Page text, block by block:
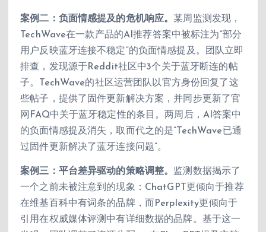
案例二：负面情感提及的危机响应。 某周监测发现，
TechWave在一款产品的AI推荐答案中被标注为”部分
用户反映蓝牙连接不稳定”的负面情感提及。团队立即
排查，发现源于Reddit社区中3个关于蓝牙断连的帖
子。TechWave的社区运营团队以官方身份回复了这
些帖子，提供了固件更新解决方案，并同步更新了官
网FAQ中关于蓝牙稳定性的条目。两周后，AI答案中
的负面情感提及消失，取而代之的是”TechWave已通
过固件更新解决了蓝牙连接问题”。
案例三：平台差异驱动的策略调整。 监测数据揭示了
一个之前未被注意到的现象：ChatGPT更倾向于推荐
在维基百科中有词条的品牌，而Perplexity更倾向于
引用在权威媒体评测中有详细数据的品牌。基于这一